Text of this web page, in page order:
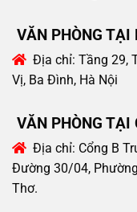
VĂN PHÒNG TẠI
Địa chỉ: Tầng 29,
Vị, Ba Đình, Hà Nội
VĂN PHÒNG TẠI
Địa chỉ: Cổng B
Đường 30/04,
Thơ.